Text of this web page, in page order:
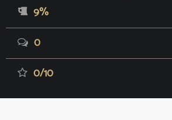
9%
0
0/10